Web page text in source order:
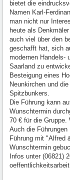
bietet die
Namen Karl-
man nicht nur
heute als
auch viel über den
geschafft hat, sich
modernen Handels-
Saarland zu
Besteigung eines
Neunkirchen und
Spitzbunkers.
Die Führung kann
Wunschtermin
70 € für die Gruppe.
Auch die
Führung mit "Alfred
Wunschtermin
Infos unter (06821)